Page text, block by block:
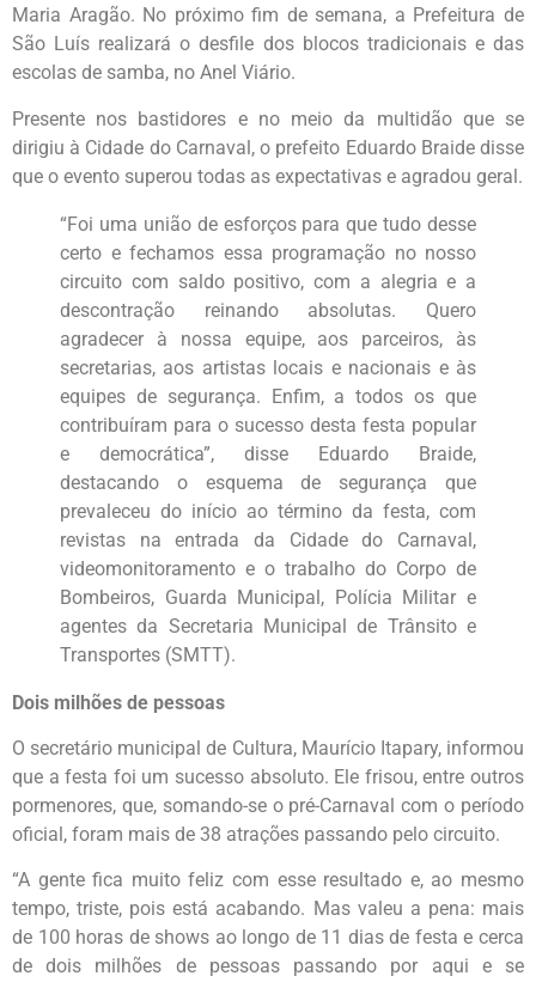
Maria Aragão. No próximo fim de semana, a Prefeitura de
São Luís realizará o desfile dos blocos tradicionais e das
escolas de samba, no Anel Viário.
Presente nos bastidores e no meio da multidão que se
dirigiu à Cidade do Carnaval, o prefeito Eduardo Braide disse
que o evento superou todas as expectativas e agradou geral.
“Foi uma união de esforços para que tudo desse
certo e fechamos essa programação no nosso
circuito com saldo positivo, com a alegria e a
descontração reinando absolutas. Quero
agradecer à nossa equipe, aos parceiros, às
secretarias, aos artistas locais e nacionais e às
equipes de segurança. Enfim, a todos os que
contribuíram para o sucesso desta festa popular
e democrática”, disse Eduardo Braide,
destacando o esquema de segurança que
prevaleceu do início ao término da festa, com
revistas na entrada da Cidade do Carnaval,
videomonitoramento e o trabalho do Corpo de
Bombeiros, Guarda Municipal, Polícia Militar e
agentes da Secretaria Municipal de Trânsito e
Transportes (SMTT).
Dois milhões de pessoas
O secretário municipal de Cultura, Maurício Itapary, informou
que a festa foi um sucesso absoluto. Ele frisou, entre outros
pormenores, que, somando-se o pré-Carnaval com o período
oficial, foram mais de 38 atrações passando pelo circuito.
“A gente fica muito feliz com esse resultado e, ao mesmo
tempo, triste, pois está acabando. Mas valeu a pena: mais
de 100 horas de shows ao longo de 11 dias de festa e cerca
de dois milhões de pessoas passando por aqui e se